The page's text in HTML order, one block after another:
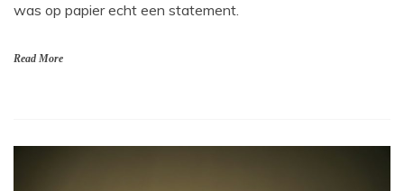
was op papier echt een statement.
Read More